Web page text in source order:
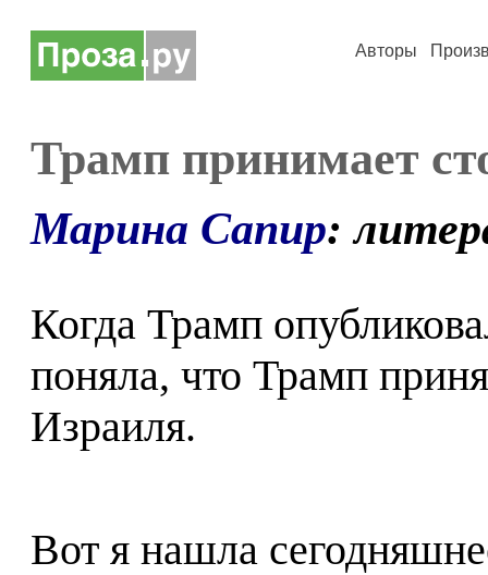
Авторы
Трамп принимает
Марина Сапир:
Когда Трамп
поняла, что Трамп
Израиля.
Вот я нашла